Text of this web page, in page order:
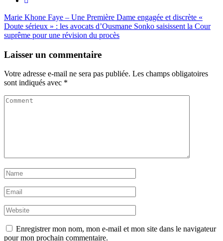
Marie Khone Faye – Une Première Dame engagée et discrète «
Doute sérieux » : les avocats d’Ousmane Sonko saisissent la Cour
suprême pour une révision du procès
Laisser un commentaire
Votre adresse e-mail ne sera pas publiée. Les champs obligatoires
sont indiqués avec *
Enregistrer mon nom, mon e-mail et mon site dans le navigateur
pour mon prochain commentaire.